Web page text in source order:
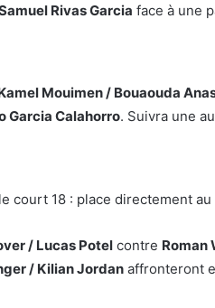
Rivas Garcia face à une
Mouimen / Bouaouda
Garcia Calahorro. Suivra une
court 18 : place directement
/ Lucas Potel contre Roman
/ Kilian Jordan affronteront